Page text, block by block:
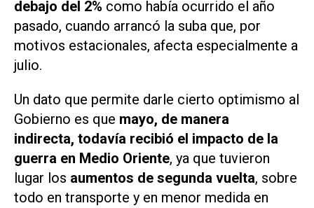
debajo del 2% como había ocurrido el año
pasado, cuando arrancó la suba que, por
motivos estacionales, afecta especialmente a
julio.
Un dato que permite darle cierto optimismo al
Gobierno es que mayo, de manera
indirecta, todavía recibió el impacto de la
guerra en Medio Oriente, ya que tuvieron
lugar los aumentos de segunda vuelta, sobre
todo en transporte y en menor medida en